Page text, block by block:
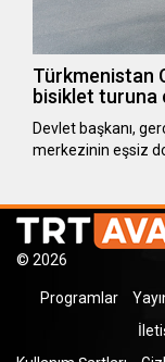
Türkmenistan
bisiklet turuna
Devlet başkanı,
merkezinin eşsiz
© 2026
Programlar